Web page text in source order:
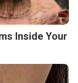
Inside Your